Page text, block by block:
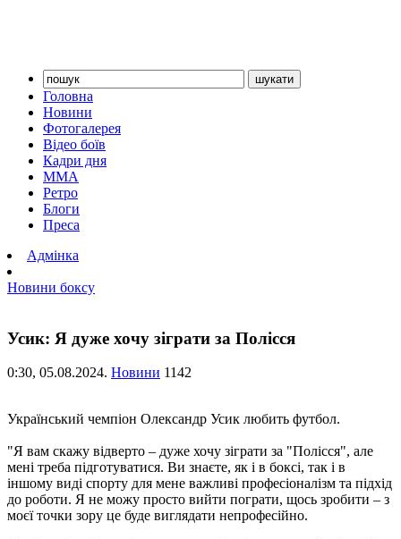
Головна
Новини
Фотогалерея
Відео боїв
Кадри дня
ММА
Ретро
Блоги
Преса
Адмінка
Новини боксу
Усик: Я дуже хочу зіграти за Полісся
0:30, 05.08.2024. Новини 1142
Український чемпіон Олександр Усик любить футбол.
"Я вам скажу відверто – дуже хочу зіграти за "Полісся", але
мені треба підготуватися. Ви знаєте, як і в боксі, так і в
іншому виді спорту для мене важливі професіоналізм та підхід
до роботи. Я не можу просто вийти пограти, щось зробити – з
моєї точки зору це буде виглядати непрофесійно.